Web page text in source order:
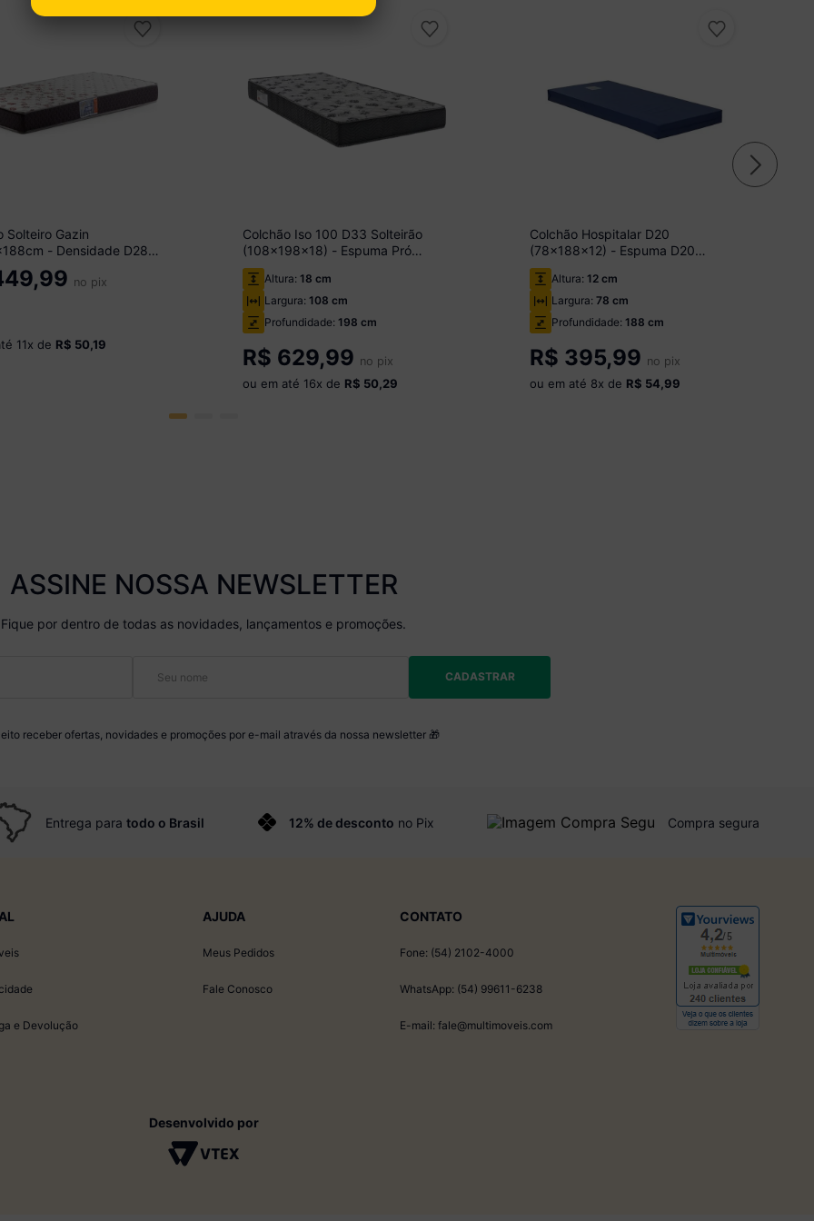
Solteiro Gazin
- Densidade D28
no pix
11x de R$ 50,19
Colchão Iso 100 D33 Solteirão
(108x198x18) - Espuma Pró
Aditivada Alta Performance
Ortobom
Altura:18 cm
Largura:108 cm
Profundidade:198 cm
R$ 629,99 no pix
ou em até 16x de R$ 50,29
Colchão Hospitalar D20
(78x188x12) - Espuma D20
Selada Ortobom
Altura:12 cm
Largura:78 cm
Profundidade:188 cm
R$ 395,99 no pix
ou em até 8x de R$ 54,99
ASSINE NOSSA NEWSLETTER
Fique por dentro de todas as novidades, lançamentos e promoções.
CADASTRAR
receber ofertas, novidades e promoções por e-mail através da nossa newsletter 🎁
Entrega paratodo o Brasil 12% de desconto no Pix Compra segura
e Devolução
AJUDA
Meus Pedidos
Fale Conosco
CONTATO
Fone: (54) 2102-4000
WhatsApp: (54) 99611-6238
E-mail: fale@multimoveis.com
Desenvolvido por